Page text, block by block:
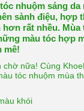
nhuộm sáng da
sành điệu, hợp
hơn rất nhều.
màu tóc hợp
mê!
nữa! Cùng
tóc nhuộm mùa
khói